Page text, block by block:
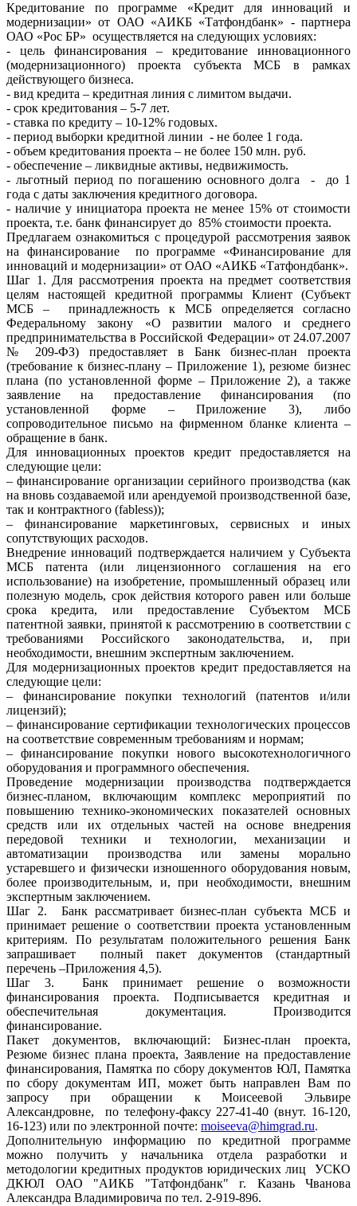
Кредитование по программе «Кредит для инноваций и
модернизации» от ОАО «АИКБ «Татфондбанк» - партнера
ОАО «Рос БР» осуществляется на следующих условиях:
- цель финансирования – кредитование инновационного
(модернизационного) проекта субъекта МСБ в рамках
действующего бизнеса.
- вид кредита – кредитная линия с лимитом выдачи.
- срок кредитования – 5-7 лет.
- ставка по кредиту – 10-12% годовых.
- период выборки кредитной линии - не более 1 года.
- объем кредитования проекта – не более 150 млн. руб.
- обеспечение – ликвидные активы, недвижимость.
- льготный период по погашению основного долга - до 1
года с даты заключения кредитного договора.
- наличие у инициатора проекта не менее 15% от стоимости
проекта, т.е. банк финансирует до 85% стоимости проекта.
Предлагаем ознакомиться с процедурой рассмотрения заявок
на финансирование по программе «Финансирование для
инноваций и модернизации» от ОАО «АИКБ «Татфондбанк».
Шаг 1. Для рассмотрения проекта на предмет соответствия
целям настоящей кредитной программы Клиент (Субъект
МСБ – принадлежность к МСБ определяется согласно
Федеральному закону «О развитии малого и среднего
предпринимательства в Российской Федерации» от 24.07.2007
№ 209-ФЗ) предоставляет в Банк бизнес-план проекта
(требование к бизнес-плану – Приложение 1), резюме бизнес
плана (по установленной форме – Приложение 2), а также
заявление на предоставление финансирования (по
установленной форме – Приложение 3), либо
сопроводительное письмо на фирменном бланке клиента –
обращение в банк.
Для инновационных проектов кредит предоставляется на
следующие цели:
– финансирование организации серийного производства (как
на вновь создаваемой или арендуемой производственной базе,
так и контрактного (fabless));
– финансирование маркетинговых, сервисных и иных
сопутствующих расходов.
Внедрение инноваций подтверждается наличием у Субъекта
МСБ патента (или лицензионного соглашения на его
использование) на изобретение, промышленный образец или
полезную модель, срок действия которого равен или больше
срока кредита, или предоставление Субъектом МСБ
патентной заявки, принятой к рассмотрению в соответствии с
требованиями Российского законодательства, и, при
необходимости, внешним экспертным заключением.
Для модернизационных проектов кредит предоставляется на
следующие цели:
– финансирование покупки технологий (патентов и/или
лицензий);
– финансирование сертификации технологических процессов
на соответствие современным требованиям и нормам;
– финансирование покупки нового высокотехнологичного
оборудования и программного обеспечения.
Проведение модернизации производства подтверждается
бизнес-планом, включающим комплекс мероприятий по
повышению технико-экономических показателей основных
средств или их отдельных частей на основе внедрения
передовой техники и технологии, механизации и
автоматизации производства или замены морально
устаревшего и физически изношенного оборудования новым,
более производительным, и, при необходимости, внешним
экспертным заключением.
Шаг 2. Банк рассматривает бизнес-план субъекта МСБ и
принимает решение о соответствии проекта установленным
критериям. По результатам положительного решения Банк
запрашивает полный пакет документов (стандартный
перечень –Приложения 4,5).
Шаг 3. Банк принимает решение о возможности
финансирования проекта. Подписывается кредитная и
обеспечительная документация. Производится
финансирование.
Пакет документов, включающий: Бизнес-план проекта,
Резюме бизнес плана проекта, Заявление на предоставление
финансирования, Памятка по сбору документов ЮЛ, Памятка
по сбору документам ИП, может быть направлен Вам по
запросу при обращении к Моисеевой Эльвире
Александровне, по телефону-факсу 227-41-40 (внут. 16-120,
16-123) или по электронной почте: moiseeva@himgrad.ru.
Дополнительную информацию по кредитной программе
можно получить у начальника отдела разработки и
методологии кредитных продуктов юридических лиц УСКО
ДКЮЛ ОАО "АИКБ "Татфондбанк" г. Казань Чванова
Александра Владимировича по тел. 2-919-896.